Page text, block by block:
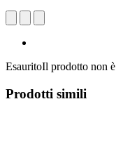
EsauritoIl prodotto non
Prodotti simili